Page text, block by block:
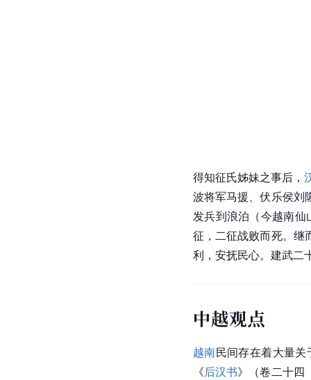
得知征氏姊妹之事后，
波将军马援、伏乐侯刘
发兵到浪泊（今越南
征，二征战败而死。继
利，安抚民心。 建武二
中越观点
越南民间存在着大量
《后汉书》（卷二十四